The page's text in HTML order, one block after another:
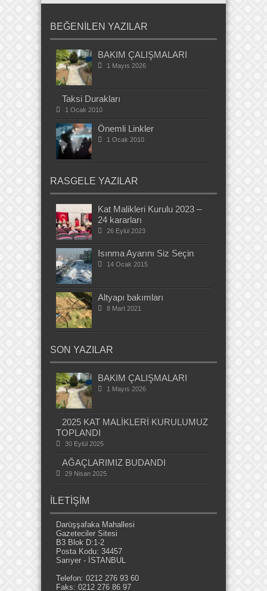
BEĞENİLEN YAZILAR
BAKIM ÇALIŞMALARI
1 Mayıs 2026
Taksi Durakları
1 Ocak 2010
Önemli Linkler
1 Ocak 2010
RASGELE YAZILAR
Kat Malikleri Kurulu 2023 –
24 kararları
26 Eylül 2023
Isınma Ayarını Siz Seçin
14 Ocak 2015
Altyapı bakımları
8 Mart 2021
SON YAZILAR
BAKIM ÇALIŞMALARI
1 Mayıs 2026
2025 KAT MALİKLERİ KURULUMUZ
TOPLANDI
30 Eylül 2025
AĞAÇLARIMIZ BUDANDI
29 Nisan 2025
İLETİŞİM
Darüşşafaka Mahallesi
Gazeteciler Sitesi
B3 Blok D:1-2
Posta Kodu: 34457
Sarıyer - İSTANBUL
Telefon: 0212 276 93 60
Faks: 0212 276 86 97